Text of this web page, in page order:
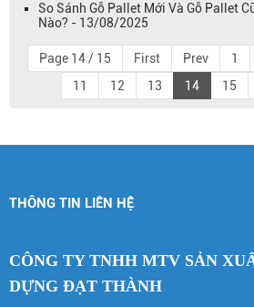
So Sánh Gỗ Pallet Mới Và Gỗ Pallet
Nào? - 13/08/2025
Page 14 / 15 First Prev 1
11
12 13 14 15
THÔNG TIN LIÊN HỆ
CÔNG TY TNHH MTV SẢN
DỰNG ĐẠT THÀNH